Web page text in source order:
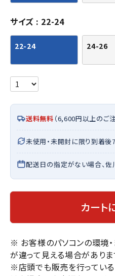
サイズ 22-24
22-24 24-26
送料無料 （6,600円以上のご注
未使用・未開封に限り到着
配送日の指定がない場合、
カート
※ お客様のパソコンの環境
が違って見える場合がありま
※店頭でも販売を行ってい